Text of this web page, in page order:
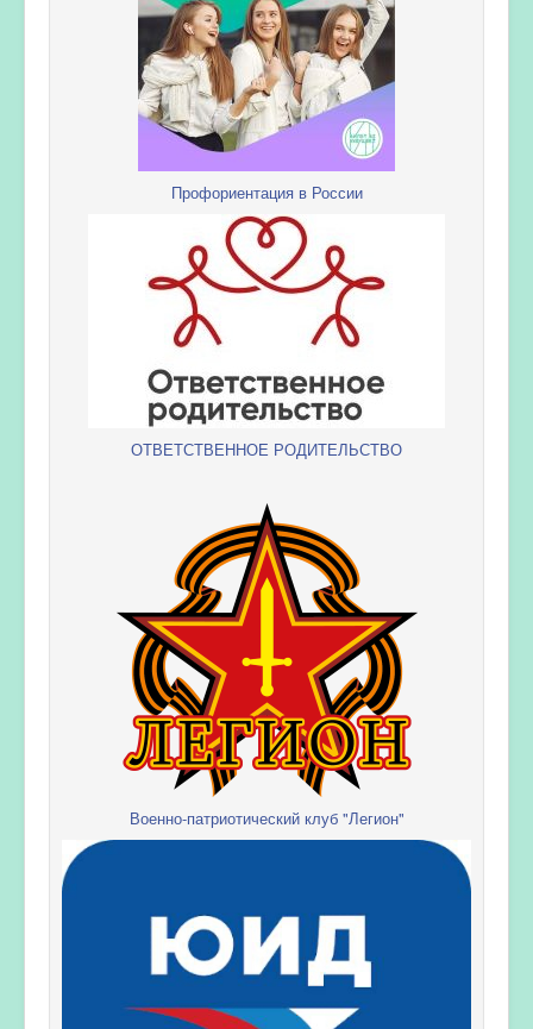
Профориентация в России
ОТВЕТСТВЕННОЕ РОДИТЕЛЬСТВО
Военно-патриотический клуб "Легион"